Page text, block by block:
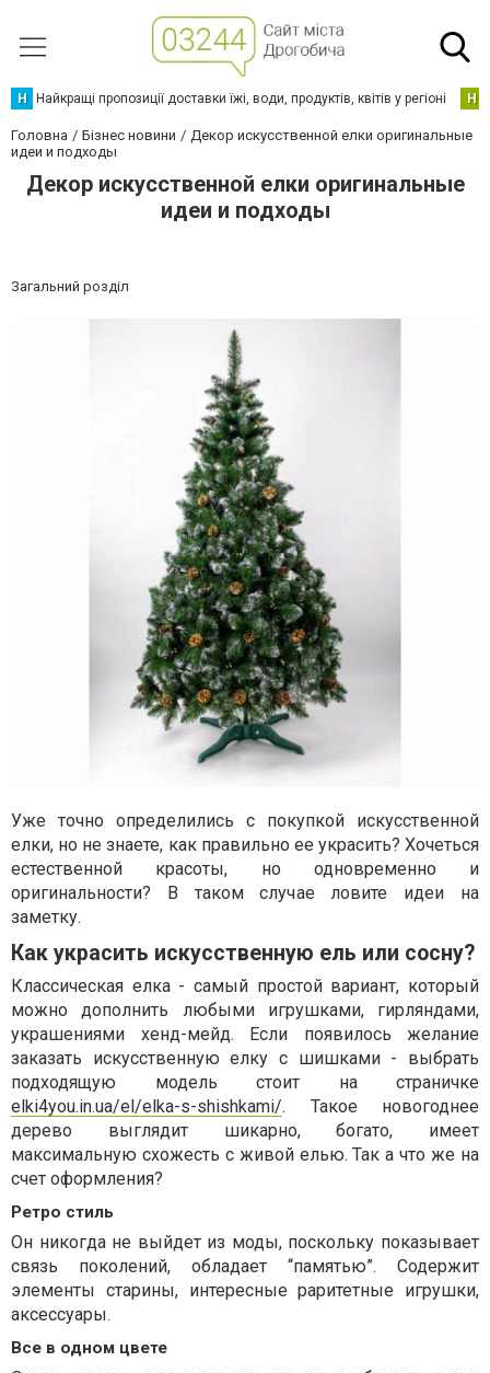
Н Найкращі пропозиції доставки їжі, води, продуктів, квітів у регіоні Н
Головна Бізнес новини
Декор искусственной елки оригинальные
идеи и подходы
Декор искусственной елки оригинальные
идеи и подходы
Загальний розділ
Уже точно определились с покупкой искусственной
елки, но не знаете, как правильно ее украсить? Хочеться
естественной красоты, но одновременно и
оригинальности? В таком случае ловите идеи на
заметку.
Как украсить искусственную ель или сосну?
Классическая елка - самый простой вариант, который
можно дополнить любыми игрушками, гирляндами,
украшениями хенд-мейд. Если появилось желание
заказать искусственную елку с шишками - выбрать
подходящую модель стоит на страничке
elki4you.in.ua/el/elka-s-shishkami/. Такое новогоднее
дерево выглядит шикарно, богато, имеет
максимальную схожесть с живой елью. Так а что же на
счет оформления?
Ретро стиль
Он никогда не выйдет из моды, поскольку показывает
связь поколений, обладает “памятью”. Содержит
элементы старины, интересные раритетные игрушки,
аксессуары.
Все в одном цвете